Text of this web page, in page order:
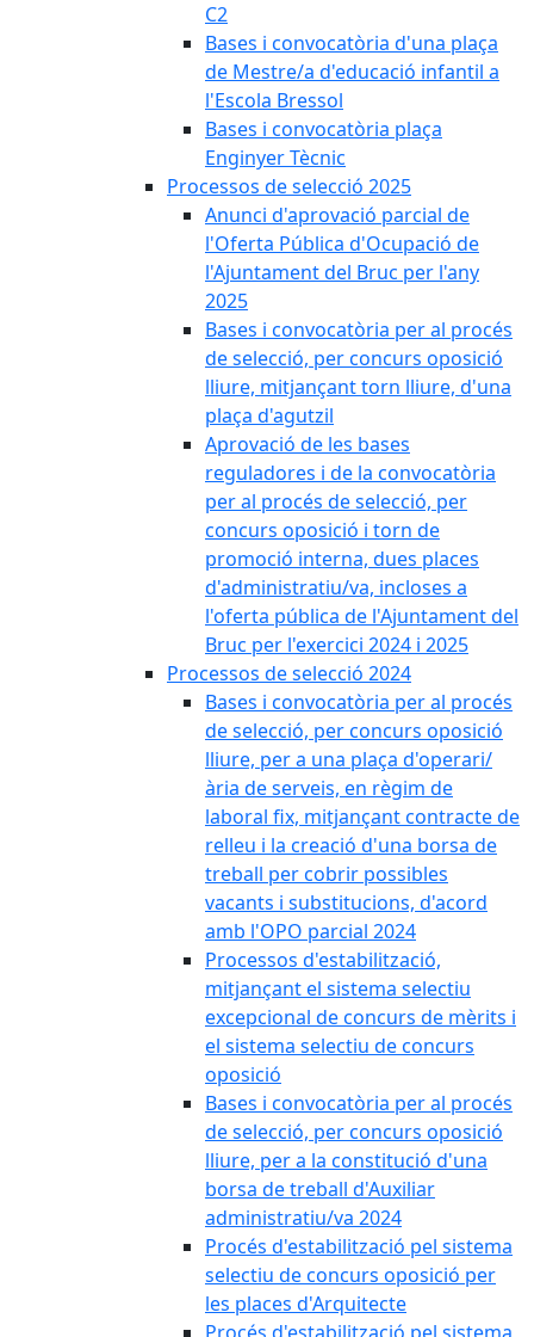
C2
Bases i convocatòria d'una plaça
de Mestre/a d'educació infantil a
l'Escola Bressol
Bases i convocatòria plaça
Enginyer Tècnic
Processos de selecció 2025
Anunci d'aprovació parcial de
l'Oferta Pública d'Ocupació de
l'Ajuntament del Bruc per l'any
2025
Bases i convocatòria per al procés
de selecció, per concurs oposició
lliure, mitjançant torn lliure, d'una
plaça d'agutzil
Aprovació de les bases
reguladores i de la convocatòria
per al procés de selecció, per
concurs oposició i torn de
promoció interna, dues places
d'administratiu/va, incloses a
l'oferta pública de l'Ajuntament del
Bruc per l'exercici 2024 i 2025
Processos de selecció 2024
Bases i convocatòria per al procés
de selecció, per concurs oposició
lliure, per a una plaça d'operari/
ària de serveis, en règim de
laboral fix, mitjançant contracte de
relleu i la creació d'una borsa de
treball per cobrir possibles
vacants i substitucions, d'acord
amb l'OPO parcial 2024
Processos d'estabilització,
mitjançant el sistema selectiu
excepcional de concurs de mèrits i
el sistema selectiu de concurs
oposició
Bases i convocatòria per al procés
de selecció, per concurs oposició
lliure, per a la constitució d'una
borsa de treball d'Auxiliar
administratiu/va 2024
Procés d'estabilització pel sistema
selectiu de concurs oposició per
les places d'Arquitecte